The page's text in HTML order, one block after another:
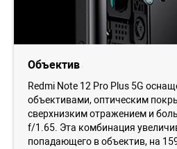
Объектив
Redmi Note 12 Pro Plus 5G
объективами, оптическим
сверхнизким отражением и
f/1.65. Эта комбинация
попадающего в объектив, на